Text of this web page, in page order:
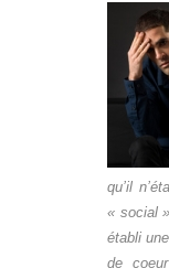
qu’il
« social
établi
de